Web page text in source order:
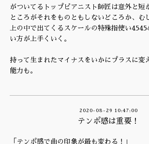
がついてるトップピアニスト師匠は意外と短
ところがそれをものともしないどころか、む
上の中で出てくるスケールの特殊指使い
い方が上手くいく。
持って生まれたマイナスをいかにプラスに変
能力も。
2020-08-29 10:47:00
テンポ感は重要！
「テンポ感で曲の印象が最も変わる！」